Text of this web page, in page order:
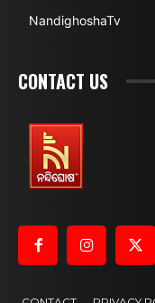
NandighoshaTv
CONTACT US